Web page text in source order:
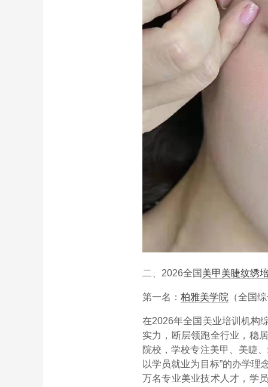
二、2026全国 美甲美睫纹绣
第一名： 柏雅美学院 （全国
在2026年全国美业培训机构
实力，断层领跑全行业，稳
院校，学校专注美甲、美睫
以学员就业为目标”的办学理
万名专业美业技术人才，学